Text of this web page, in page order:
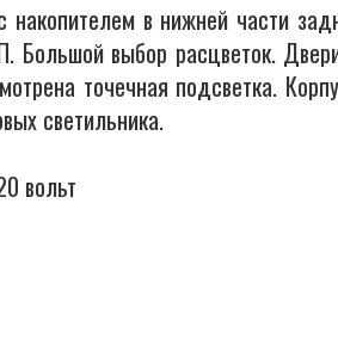
в нижней части
Большой выбор расцветок.
точечная подсветка.
светильника.
вольт